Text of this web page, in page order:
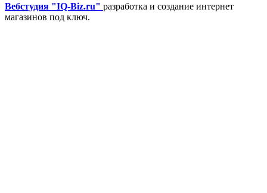
Вебстудия "IQ-Biz.ru" разработка и создание интернет
магазинов под ключ.